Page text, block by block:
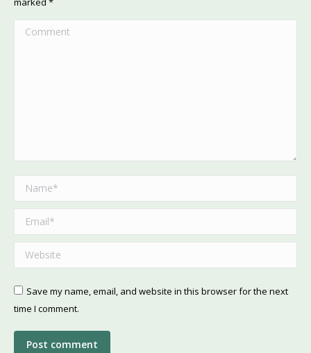
Comment
Name *
Email *
Website
Save my name, email, and website in this browser for the next
time I comment.
Post comment